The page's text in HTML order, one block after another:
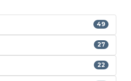
49
27
22